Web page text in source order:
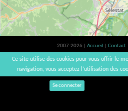
2007-2026 | Accueil Contact
L'abus d'alcool est dangereux pour la santé,
vinsnaturels |
Se connecter
Ce site utilise des cookies pour vous offrir le
navigation, vous acceptez l’utilisation des